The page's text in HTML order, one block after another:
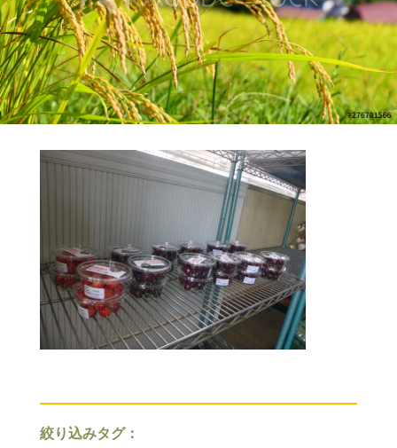
絞り込みタグ：